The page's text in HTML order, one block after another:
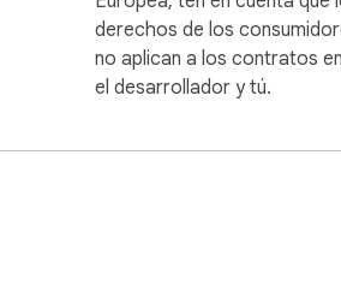
derechos de los
no aplican a los contratos
el desarrollador y tú.